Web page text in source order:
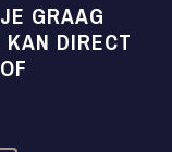
JE GRAAG
KAN DIRECT
OF